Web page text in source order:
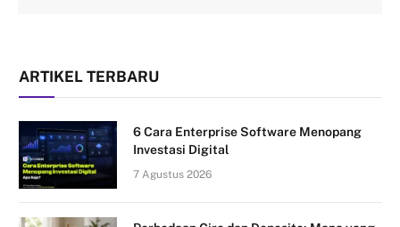
ARTIKEL TERBARU
6 Cara Enterprise Software Menopang
Investasi Digital
7 Agustus 2026